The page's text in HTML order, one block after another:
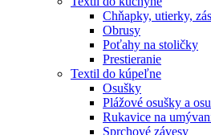
Chňapky, utierky,
Obrusy
Poťahy na stoličky
Prestieranie
Textil do kúpeľne
Osušky
Plážové osušky a
Rukavice na
Sprchové závesy